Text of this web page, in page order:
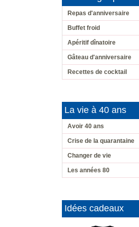
Repas d'anniversaire
Buffet froid
Apéritif dînatoire
Gâteau d'anniversaire
Recettes de cocktail
La vie à 40 ans
Avoir 40 ans
Crise de la quarantaine
Changer de vie
Les années 80
Idées cadeaux